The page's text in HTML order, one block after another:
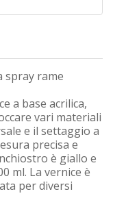
spray rame
a base acrilica,
vari materiali
e il settaggio a
precisa e
è giallo e
ml. La vernice è
per diversi